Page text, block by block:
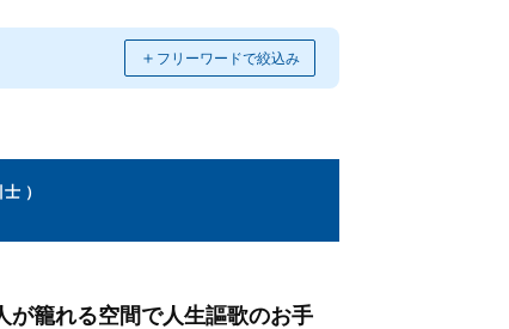
＋ フリーワードで絞込み
）
が籠れる空間で人生謳歌のお手